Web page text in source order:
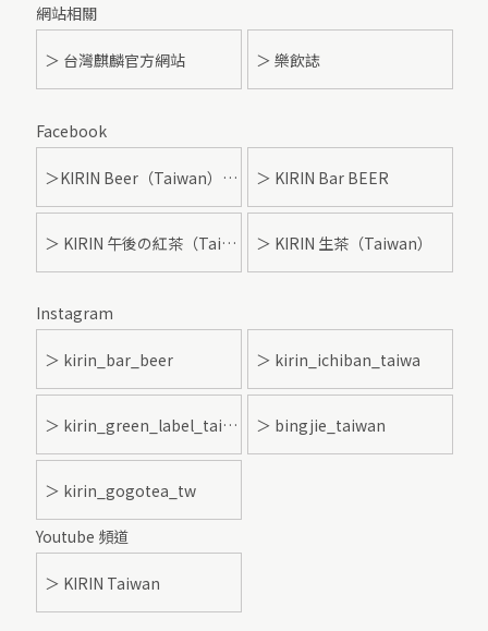
網站相關
＞ 台灣麒麟官方網站 ＞ 樂飲誌
Facebook
＞KIRIN Beer（Taiwan）- 麒麟啤酒 ＞ KIRIN Bar BEER
＞ KIRIN 午後の紅茶（Taiwan） ＞ KIRIN 生茶（Taiwan）
Instagram
＞ kirin_bar_beer ＞ kirin_ichiban_taiwa
＞ kirin_green_label_taiwan ＞ bingjie_taiwan
＞ kirin_gogotea_tw
Youtube 頻道
＞ KIRIN Taiwan